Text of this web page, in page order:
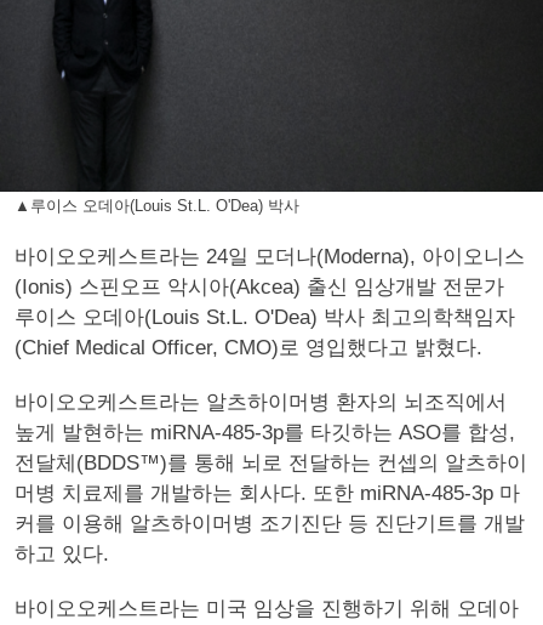
▲루이스 오데아(Louis St.L. O'Dea) 박사
바이오오케스트라는 24일 모더나(Moderna), 아이오니스
(Ionis) 스핀오프 악시아(Akcea) 출신 임상개발 전문가
루이스 오데아(Louis St.L. O'Dea) 박사 최고의학책임자
(Chief Medical Officer, CMO)로 영입했다고 밝혔다.
바이오오케스트라는 알츠하이머병 환자의 뇌조직에서
높게 발현하는 miRNA-485-3p를 타깃하는 ASO를 합성,
전달체(BDDS™)를 통해 뇌로 전달하는 컨셉의 알츠하이
머병 치료제를 개발하는 회사다. 또한 miRNA-485-3p 마
커를 이용해 알츠하이머병 조기진단 등 진단기트를 개발
하고 있다.
바이오오케스트라는 미국 임상을 진행하기 위해 오데아